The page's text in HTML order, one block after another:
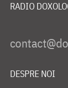
RADIO
DESPRE NOI